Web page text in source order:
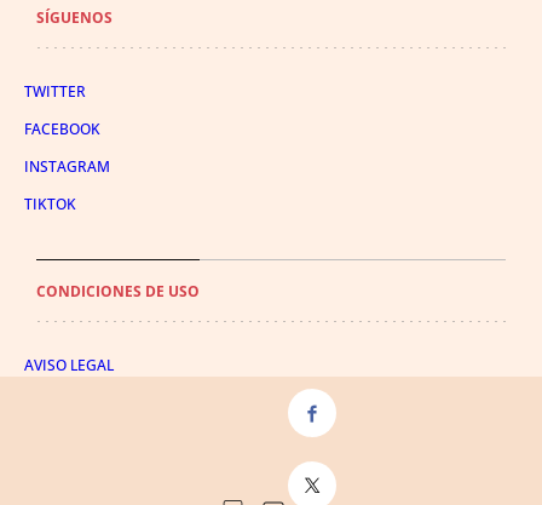
SÍGUENOS
TWITTER
FACEBOOK
INSTAGRAM
TIKTOK
CONDICIONES DE USO
AVISO LEGAL